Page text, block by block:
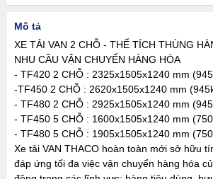
Mô tả
XE TẢI VAN 2 CHỖ - THỂ TÍCH THÙNG
NHU CẦU VẬN CHUYỂN HÀNG HÓA
- TF420 2 CHỖ : 2325x1505x1240 mm
-TF450 2 CHỖ : 2620x1505x1240 mm
- TF480 2 CHỖ : 2925x1505x1240 mm
- TF450 5 CHỖ : 1600x1505x1240 mm
- TF480 5 CHỖ : 1905x1505x1240 mm
Xe tải VAN THACO hoàn toàn mới sở hữu
đáp ứng tối đa việc vận chuyển hàng hóa